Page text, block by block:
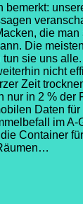
bemerkt:
die man
Die
sie uns
nicht
Zeit
nur in 2 % der
Daten
im A-
Container